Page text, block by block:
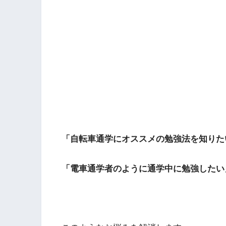
「自転車通学にオススメの勉強法を知り
「電車通学者のように通学中に勉強した